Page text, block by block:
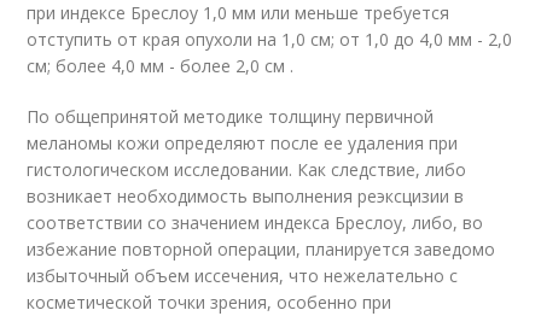
при индексе Бреслоу 1,0 мм или меньше требуется
отступить от края опухоли на 1,0 см; от 1,0 до 4,0 мм - 2,0
см; более 4,0 мм - более 2,0 см .
По общепринятой методике толщину первичной
меланомы кожи определяют после ее удаления при
гистологическом исследовании. Как следствие, либо
возникает необходимость выполнения реэксцизии в
соответствии со значением индекса Бреслоу, либо, во
избежание повторной операции, планируется заведомо
избыточный объем иссечения, что нежелательно с
косметической точки зрения, особенно при